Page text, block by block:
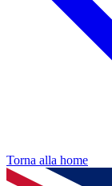
Torna alla home